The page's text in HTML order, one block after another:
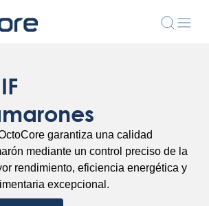
garantiza una calidad
mediante un control preciso de la
rendimiento, eficiencia energética y
excepcional.